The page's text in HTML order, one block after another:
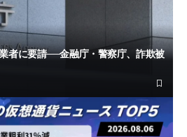
者に要請──金融庁・警察庁、詐欺被